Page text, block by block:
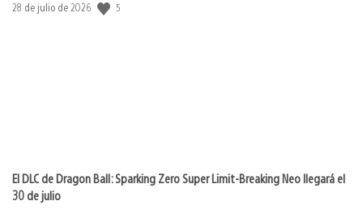
Fecha
28 de julio de 2026 5
El DLC de Dragon Ball: Sparking Zero Super Limit-Breaking Neo llegará el
30 de julio